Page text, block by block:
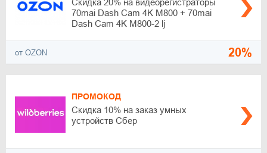
Скидка 20% на видеорегистраторы
70mai Dash Cam 4K M800 + 70mai
Dash Cam 4K M800-2 lj
от OZON 20%
ПРОМОКОД
Скидка 10% на заказ умных
устройств Сбер